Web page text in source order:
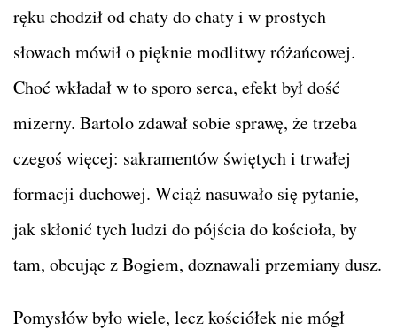
ręku chodził od chaty do chaty i w prostych
słowach mówił o pięknie modlitwy różańcowej.
Choć wkładał w to sporo serca, efekt był dość
mizerny. Bartolo zdawał sobie sprawę, że trzeba
czegoś więcej: sakramentów świętych i trwałej
formacji duchowej. Wciąż nasuwało się pytanie,
jak skłonić tych ludzi do pójścia do kościoła, by
tam, obcując z Bogiem, doznawali przemiany dusz.
Pomysłów było wiele, lecz kościółek nie mógł